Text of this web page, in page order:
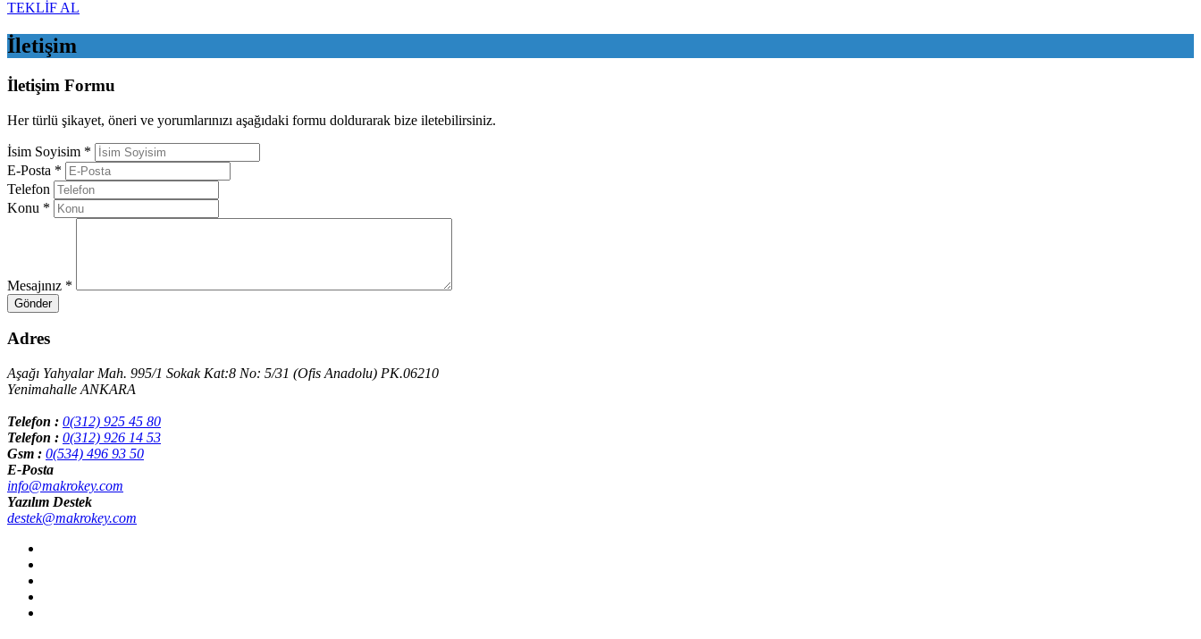
TEKLİF AL
İletişim
İletişim Formu
Her türlü şikayet, öneri ve yorumlarınızı aşağıdaki formu doldurarak bize iletebilirsiniz.
İsim Soyisim *
E-Posta *
Telefon
Konu *
Mesajınız *
Adres
Aşağı Yahyalar Mah. 995/1 Sokak Kat:8 No: 5/31 (Ofis Anadolu) PK.06210
Yenimahalle ANKARA
Telefon : 0(312) 925 45 80
Telefon : 0(312) 926 14 53
Gsm : 0(534) 496 93 50
E-Posta
info@makrokey.com
Yazılım Destek
destek@makrokey.com